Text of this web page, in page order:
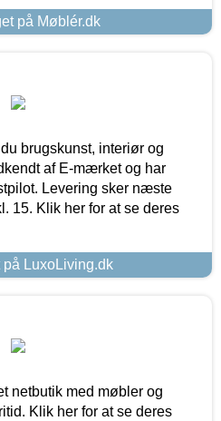
på Møblér.dk
brugskunst, interiør og
af E-mærket og har
Levering sker næste
15. Klik her for at se deres
på LuxoLiving.dk
netbutik med møbler og
Klik her for at se deres